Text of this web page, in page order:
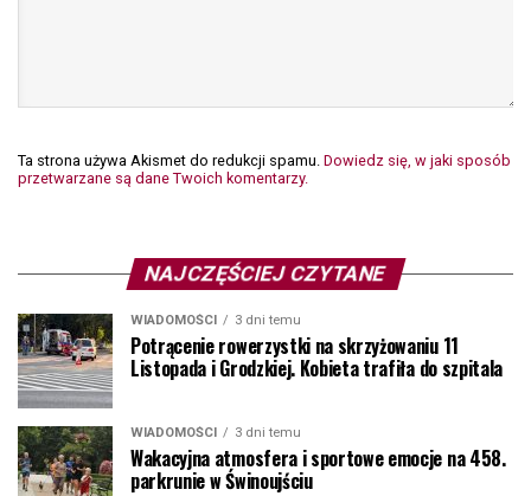
Ta strona używa Akismet do redukcji spamu. Dowiedz się, w jaki sposób
przetwarzane są dane Twoich komentarzy.
NAJCZĘŚCIEJ CZYTANE
WIADOMOŚCI 3 dni temu
Potrącenie rowerzystki na skrzyżowaniu 11
Listopada i Grodzkiej. Kobieta trafiła do szpitala
WIADOMOŚCI 3 dni temu
Wakacyjna atmosfera i sportowe emocje na 458.
parkrunie w Świnoujściu